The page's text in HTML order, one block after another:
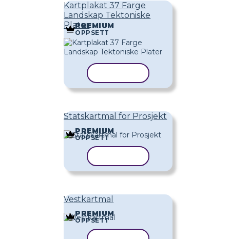
Kartplakat 37 Farge
Landskap Tektoniske
Plater
PREMIUM
OPPSETT
Statskartmal for Prosjekt
PREMIUM
OPPSETT
Vestkartmal
PREMIUM
OPPSETT